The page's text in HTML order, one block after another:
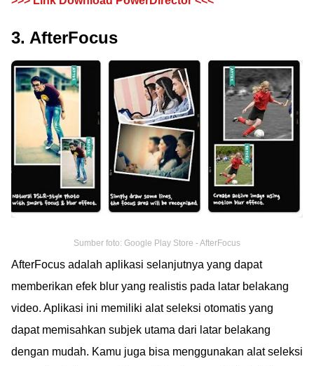
3. AfterFocus
Sumber foto: Google Play Store - AfterFocus
AfterFocus adalah aplikasi selanjutnya yang dapat
memberikan efek blur yang realistis pada latar belakang
video. Aplikasi ini memiliki alat seleksi otomatis yang
dapat memisahkan subjek utama dari latar belakang
dengan mudah. Kamu juga bisa menggunakan alat seleksi